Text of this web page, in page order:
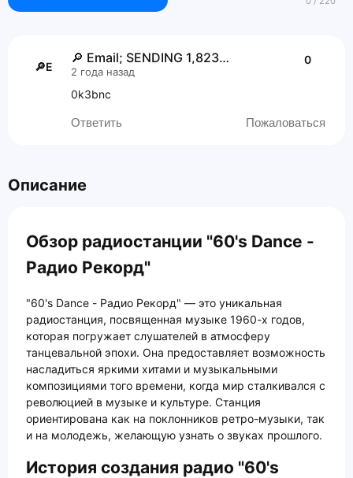
🔎E
🔎 Email; SENDING 1,82359 BTC. Get >> https://telegra.ph/Go-to-your-personal-cabinet-08-25?hs=66fc9eded07dacea9bf770ce0826113d& 🔎
2 года назад
0k3bnc
0
Описание
Обзор радиостанции "60's Dance -
Радио Рекорд"
"60's Dance - Радио Рекорд" — это уникальная
радиостанция, посвященная музыке 1960-х годов,
которая погружает слушателей в атмосферу
танцевальной эпохи. Она предоставляет возможность
насладиться яркими хитами и музыкальными
композициями того времени, когда мир сталкивался с
революцией в музыке и культуре. Станция
ориентирована как на поклонников ретро-музыки, так
и на молодежь, желающую узнать о звуках прошлого.
История создания радио "60's